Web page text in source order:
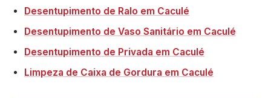
Desentupimento de Ralo em Caculé
Desentupimento de Vaso Sanitário em Caculé
Desentupimento de Privada em Caculé
Limpeza de Caixa de Gordura em Caculé